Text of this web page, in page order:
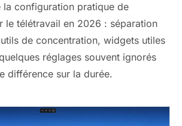
la configuration pratique de
le télétravail en 2026 : séparation
de concentration, widgets utiles
réglages souvent ignorés
différence sur la durée.